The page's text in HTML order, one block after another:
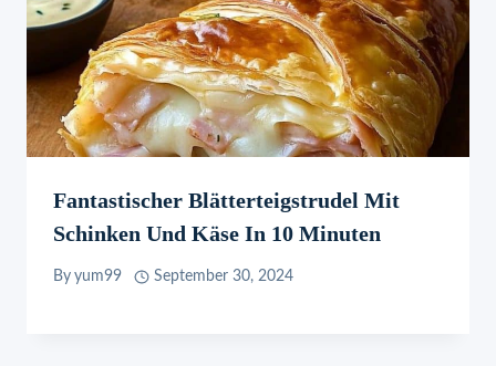
Fantastischer Blätterteigstrudel Mit
Schinken Und Käse In 10 Minuten
By yum99 September 30, 2024